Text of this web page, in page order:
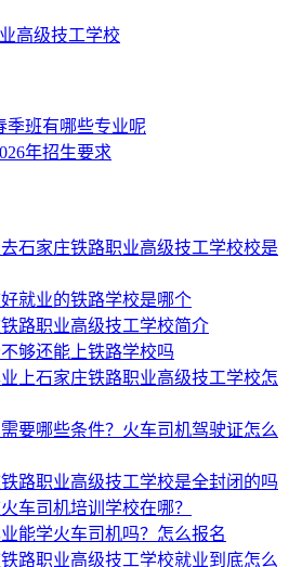
高级技工学校
季班有哪些专业呢
年招生要求
石家庄铁路职业高级技工学校校是
就业的铁路学校是哪个
路职业高级技工学校简介
够还能上铁路学校吗
上石家庄铁路职业高级技工学校怎
要哪些条件？火车司机驾驶证怎么
路职业高级技工学校是全封闭的吗
车司机培训学校在哪？
能学火车司机吗？怎么报名
路职业高级技工学校就业到底怎么